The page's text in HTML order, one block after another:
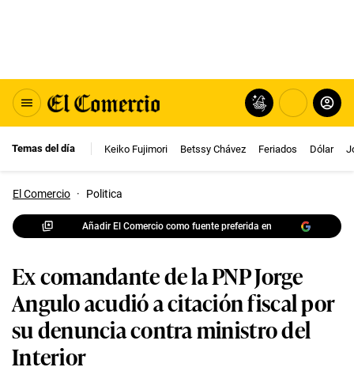
Temas del día Keiko Fujimori Betssy Chávez Feriados Dólar
El Comercio · Politica
Añadir El Comercio como fuente preferida en
Ex comandante de la PNP Jorge
Angulo acudió a citación fiscal por
su denuncia contra ministro del
Interior